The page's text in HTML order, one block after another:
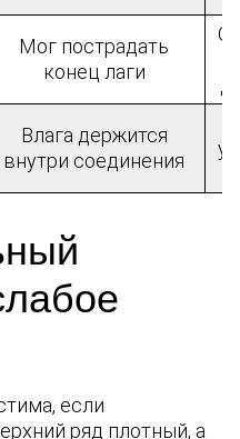
Мог пострадать
конец лаги
Влага держится
внутри соединения
если
ряд плотный, а